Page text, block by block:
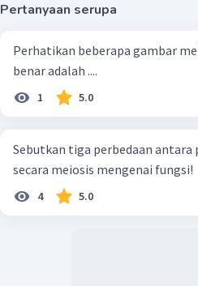
Pertanyaan serupa
Perhatikan beberapa gambar meiosis berikut
benar adalah ....
1 5.0
Sebutkan tiga perbedaan antara
secara meiosis mengenai fungsi!
4 5.0